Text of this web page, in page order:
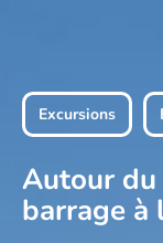
Excursions
Autour du
barrage à